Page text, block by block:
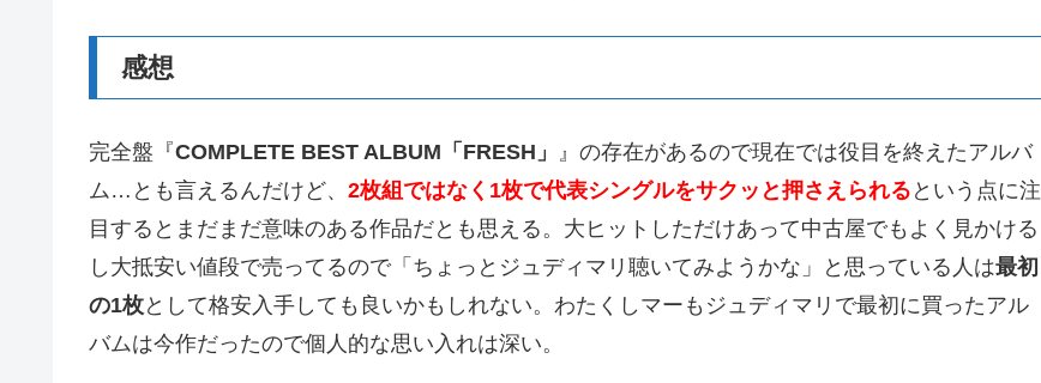
感想
完全盤『COMPLETE BEST ALBUM「FRESH」
』の存在があるので現在では役目を終えたアルバ
ム…とも言えるんだけど、 2枚組ではなく1枚で代表シングルをサクッと押さえられる という点に注
目するとまだまだ意味のある作品だとも思える。大ヒットしただけあって中古屋でもよく見かける
し大抵安い値段で売ってるので「ちょっとジュディマリ聴いてみようかな」と思っている人は最初
の1枚として格安入手しても良いかもしれない。わたくしマーもジュディマリで最初に買ったアル
バムは今作だったので個人的な思い入れは深い。